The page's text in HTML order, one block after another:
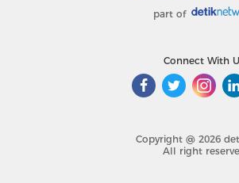
part of
Connect With
Copyright @ 2026
All right